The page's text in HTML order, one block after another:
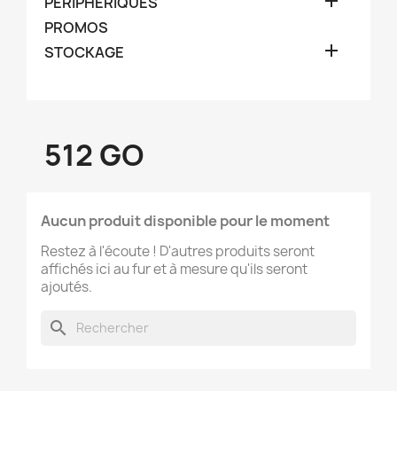
PROMOS
STOCKAGE

512 GO
Aucun produit disponible pour le moment
Restez à l'écoute ! D'autres produits seront
affichés ici au fur et à mesure qu'ils seront
ajoutés.
search